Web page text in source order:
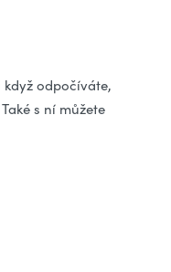
odpočíváte,
s ní můžete